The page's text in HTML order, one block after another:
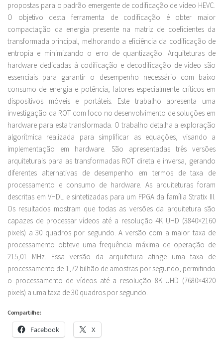
propostas para o padrão emergente de codificação de vídeo HEVC.
O objetivo desta ferramenta de codificação é obter maior
compactação da energia presente na matriz de coeficientes da
transformada principal, melhorando a eficiência da codificação de
entropia e minimizando o erro de quantização. Arquiteturas de
hardware dedicadas à codificação e decodificação de vídeo são
essenciais para garantir o desempenho necessário com baixo
consumo de energia e potência, fatores especialmente críticos em
dispositivos móveis e portáteis. Este trabalho apresenta uma
investigação da ROT com foco no desenvolvimento de soluções em
hardware para esta transformada. O trabalho detalha a exploração
algorítmica realizada para simplificar as equações, visando a
implementação em hardware. São apresentadas três versões
arquiteturais para as transformadas ROT direta e inversa, gerando
diferentes alternativas de desempenho em termos de taxa de
processamento e consumo de hardware. As arquiteturas foram
descritas em VHDL e sintetizadas para um FPGA da família Stratix III.
Os resultados mostram que todas as versões da arquitetura são
capazes de processar vídeos até a resolução 4K UHD (3840×2160
pixels) a 30 quadros por segundo. A versão com a maior taxa de
processamento obteve uma frequência máxima de operação de
215,01 MHz. Essa versão da arquitetura atinge uma taxa de
processamento de 1,72 bilhão de amostras por segundo, permitindo
o processamento de vídeos até a resolução 8K UHD (7680×4320
pixels) a uma taxa de 30 quadros por segundo.
Compartilhe:
Facebook X